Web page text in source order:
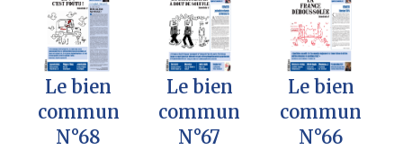
Le bien
commun
N°68
Le bien
commun
N°67
Le bien
commun
N°66